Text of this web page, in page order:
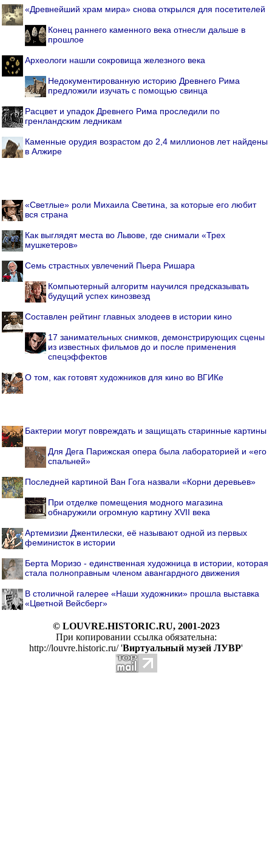
«Древнейший храм мира» снова открылся для посетителей
Конец раннего каменного века отнесли дальше в
прошлое
Археологи нашли сокровища железного века
Недокументированную историю Древнего Рима
предложили изучать с помощью свинца
Расцвет и упадок Древнего Рима проследили по
гренландским ледникам
Каменные орудия возрастом до 2,4 миллионов лет найдены
в Алжире
«Светлые» роли Михаила Светина, за которые его любит
вся страна
Как выглядят места во Львове, где снимали «Трех
мушкетеров»
Семь страстных увлечений Пьера Ришара
Компьютерный алгоритм научился предсказывать
будущий успех кинозвезд
Составлен рейтинг главных злодеев в истории кино
17 занимательных снимков, демонстрирующих сцены
из известных фильмов до и после применения
спецэффектов
О том, как готовят художников для кино во ВГИКе
Бактерии могут повреждать и защищать старинные картины
Для Дега Парижская опера была лабораторией и «его
спальней»
Последней картиной Ван Гога назвали «Корни деревьев»
При отделке помещения модного магазина
обнаружили огромную картину XVII века
Артемизии Джентилески, её называют одной из первых
феминисток в истории
Берта Моризо - единственная художница в истории, которая
стала полноправным членом авангардного движения
В столичной галерее «Наши художники» прошла выставка
«Цветной Вейсберг»
© LOUVRE.HISTORIC.RU, 2001-2023
При копировании ссылка обязательна:
http://louvre.historic.ru/ 'Виртуальный музей ЛУВР'